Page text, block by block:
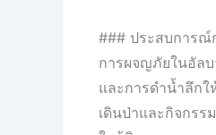
### ประสบการณ์
การผจญภัยในอัลบ
และการดำน้ำลึก
เดินป่าและกิจกรร